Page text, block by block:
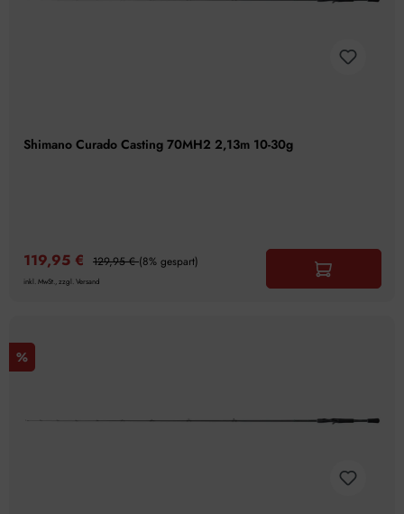
Shimano Curado Casting 70MH2 2,13m 10-30g
119,95 € 129,95 €(8% gespart)
inkl. MwSt., zzgl. Versand
%